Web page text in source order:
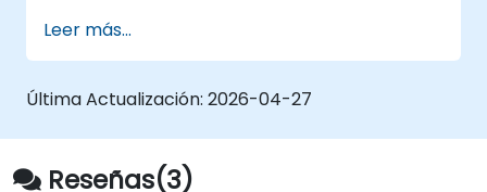
desde ambas plataformas (Teams y
Outlook), utilizar herramientas de
colaboración durante las reuniones como
notas y grabaciones de las reuniones.
Gestionar de forma eficiente los correos
Leer más...
Última Actualización: 2026-04-27
Reseñas(3)